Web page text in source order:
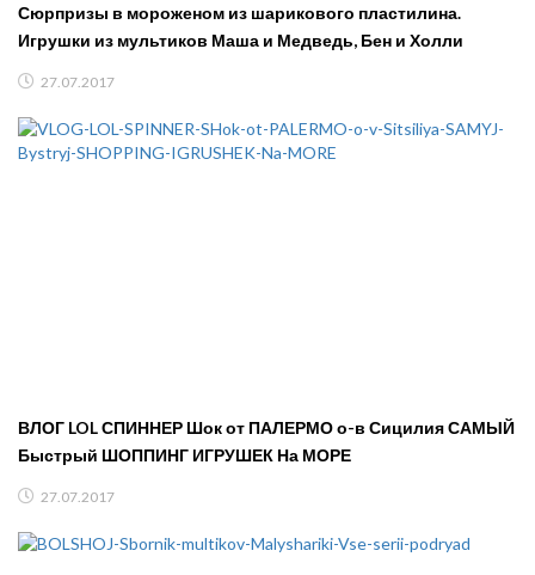
Сюрпризы в мороженом из шарикового пластилина.
Игрушки из мультиков Маша и Медведь, Бен и Холли
27.07.2017
ВЛОГ LOL СПИННЕР Шок от ПАЛЕРМО о-в Сицилия САМЫЙ
Быстрый ШОППИНГ ИГРУШЕК На МОРЕ
27.07.2017